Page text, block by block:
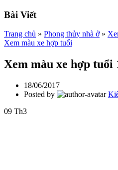
Bài Viết
Trang chủ » Phong thủy nhà ở»
Xem màu xe hợp tuổi
Xem màu xe hợp tuổi
18/06/2017
Posted by
09 Th3